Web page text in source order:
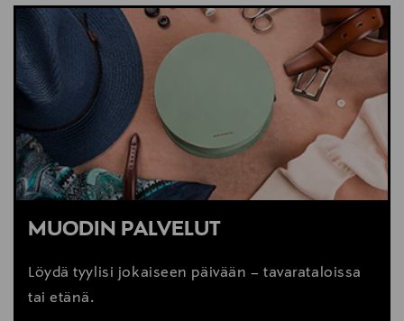
LUE VINKIT
MUODIN PALVELUT
Löydä tyylisi jokaiseen päivään – tavarataloissa
tai etänä.